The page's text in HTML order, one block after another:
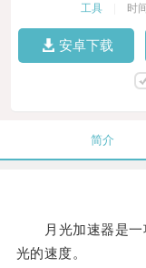
工具 时
安卓下载
简介
月光加速器是一
光的速度。